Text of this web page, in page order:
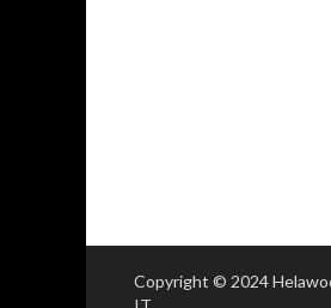
Copyright © 2024